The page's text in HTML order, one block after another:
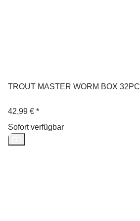
TROUT MASTER WORM BOX 32PC
42,99 € *
Sofort verfügbar
Neu